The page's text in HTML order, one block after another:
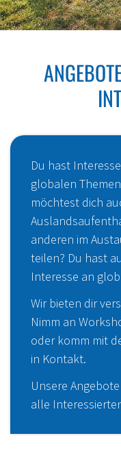
Du hast
globalen
möchtest dich
anderen im
teilen? Du hast
Interesse an
Wir bieten dir
Nimm an
oder komm mit
in Kontakt.
Unsere
alle